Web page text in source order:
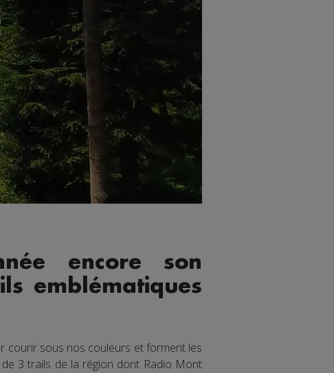
encore son
emblématiques
courir sous nos couleurs et forment les
3 trails de la région dont Radio Mont